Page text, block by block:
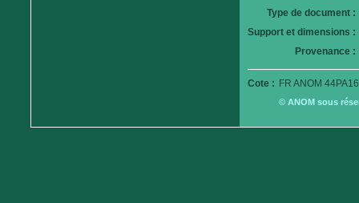
Type de document :
Support et dimensions :
Provenance :
Cote : FR ANOM
© ANOM sous